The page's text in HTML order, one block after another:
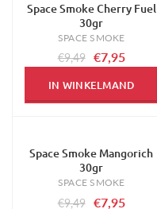
-16%
Space Smoke Cherry Fuel
30gr
SPACE SMOKE
€9,49 €7,95
IN WINKELMAND
-16%
Space Smoke Mangorich
30gr
SPACE SMOKE
€9,49 €7,95